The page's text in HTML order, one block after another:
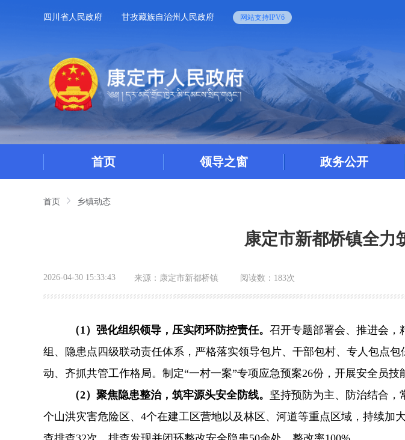
四川省人民政府 甘孜藏族自治州人民政府 网站支持IPV6
首页 领导之窗 政务公开
首页 乡镇动态
康定市新都桥镇全力
2026-04-30 15:33:43 来源： 康定市新都桥镇 阅读数： 183次
（1 ） 强化组织领导，压实闭环防控责任。 召开专题部署会、推进会，
组、隐患点四级联动责任体系，严格落实领导包片、干部包村、专人包点
动、齐抓共管工作格局。制定“一村一案”专项应急预案26份 ，开展安全员技
（2） 聚焦隐患整治，筑牢源头安全防线。 坚持预防为主、防治结合，
个山洪灾害危险区、4个在建工区营地以及林区、河道等重点区域，持续加